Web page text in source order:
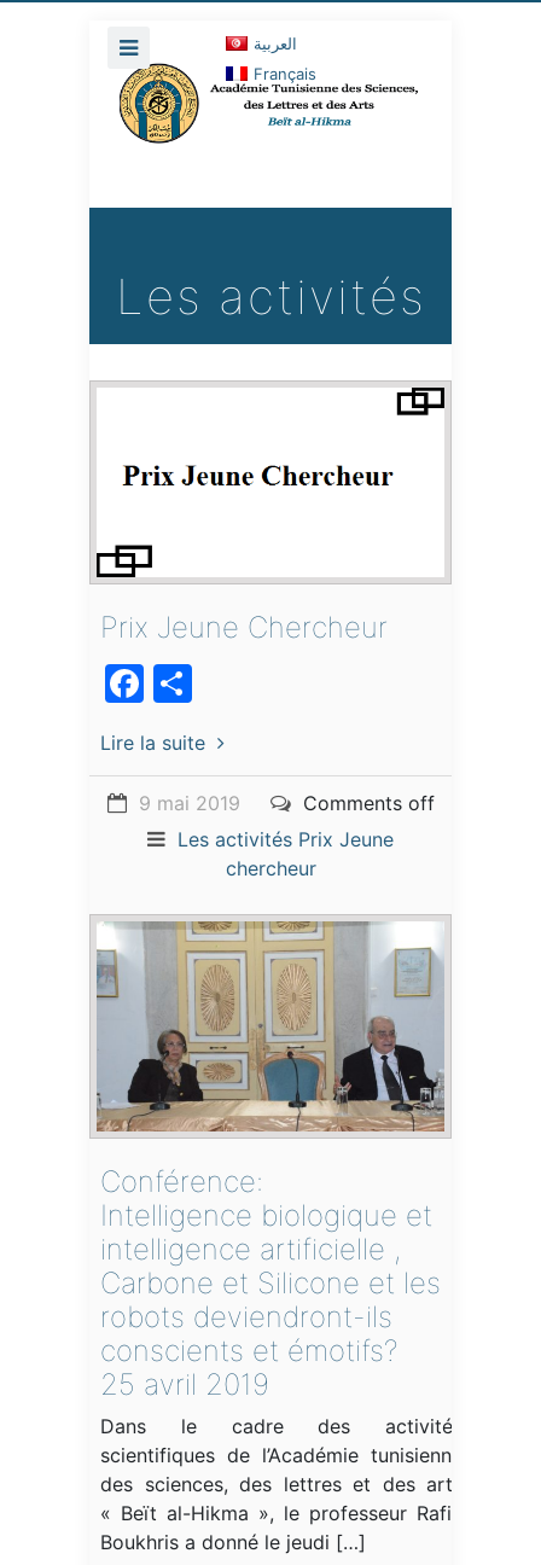
العربية
Français
Les activités
Prix Jeune Chercheur
Facebook
Lire la suite
9 mai 2019
Comments off
Les activités Prix Jeune
chercheur
Conférence:
Intelligence biologique et
intelligence artificielle ,
Carbone et Silicone et les
robots deviendront-ils
conscients et émotifs?
25 avril 2019
Dans le cadre des activités
scientifiques de l’Académie tunisienne
des sciences, des lettres et des arts
« Beït al-Hikma », le professeur Rafik
Boukhris a donné le jeudi […]